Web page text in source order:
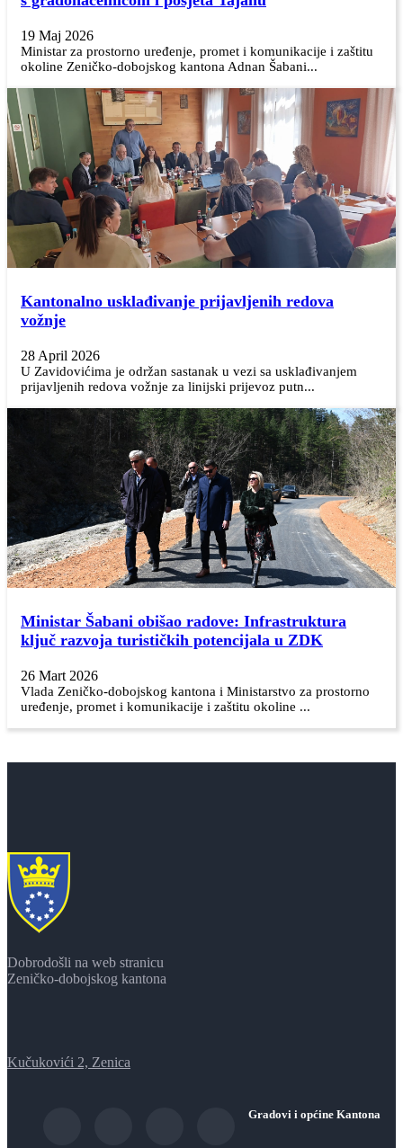
19 Maj 2026
Ministar za prostorno uređenje, promet i komunikacije i zaštitu
okoline Zeničko-dobojskog kantona Adnan Šabani...
Kantonalno usklađivanje prijavljenih redova
vožnje
28 April 2026
U Zavidovićima je održan sastanak u vezi sa usklađivanjem
prijavljenih redova vožnje za linijski prijevoz putn...
Ministar Šabani obišao radove: Infrastruktura
ključ razvoja turističkih potencijala u ZDK
26 Mart 2026
Vlada Zeničko-dobojskog kantona i Ministarstvo za prostorno
uređenje, promet i komunikacije i zaštitu okoline ...
Dobrodošli na web stranicu
Zeničko-dobojskog kantona
Kučukovići 2, Zenica
Gradovi i općine Kantona